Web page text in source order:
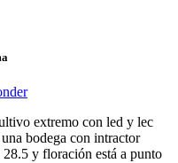
extremo con led y lec
bodega con intractor
y floración está a punto